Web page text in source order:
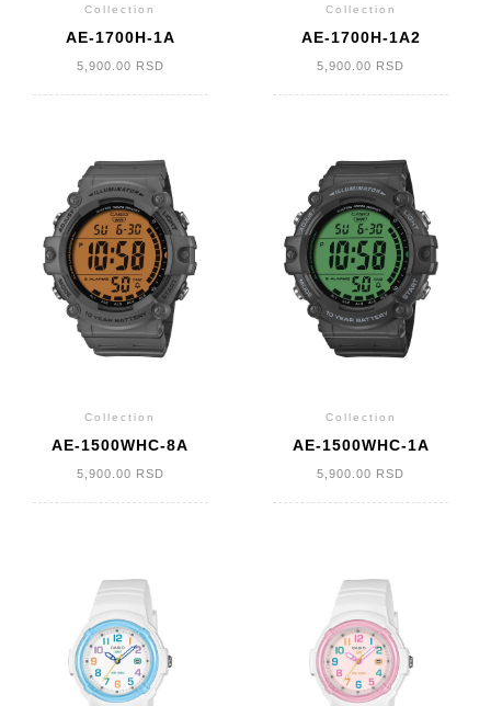
Collection
AE-1700H-1A
5,900.00 RSD
Collection
AE-1700H-1A2
5,900.00 RSD
Collection
AE-1500WHC-8A
5,900.00 RSD
Collection
AE-1500WHC-1A
5,900.00 RSD